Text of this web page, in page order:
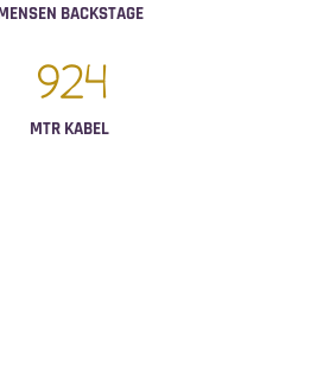
BACKSTAGE
924
MTR KABEL